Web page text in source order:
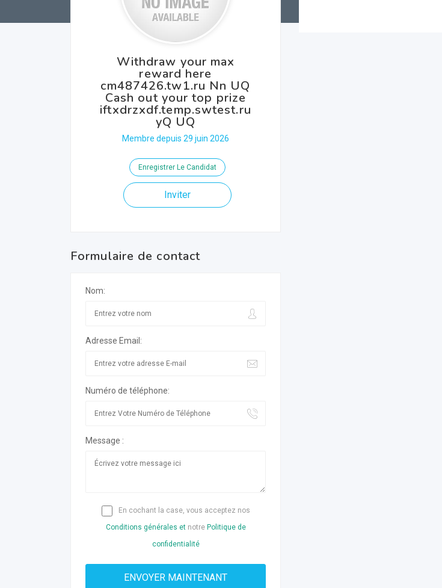
Withdraw your max
reward here
cm487426.tw1.ru Nn UQ
Cash out your top prize
iftxdrzxdf.temp.swtest.ru
yQ UQ
Membre depuis 29 juin 2026
Enregistrer Le Candidat
Inviter
Formulaire de contact
Nom:
Adresse Email:
Numéro de téléphone:
Message :
En cochant la case, vous acceptez nos
Conditions générales etnotre Politique de
confidentialité